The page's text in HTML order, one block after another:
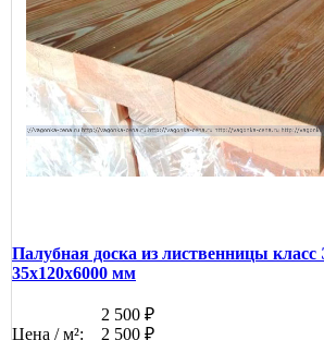
Палубная доска из лиственницы класс
35x120x6000 мм
2 500 ₽
Цена / м²:
2 500 ₽